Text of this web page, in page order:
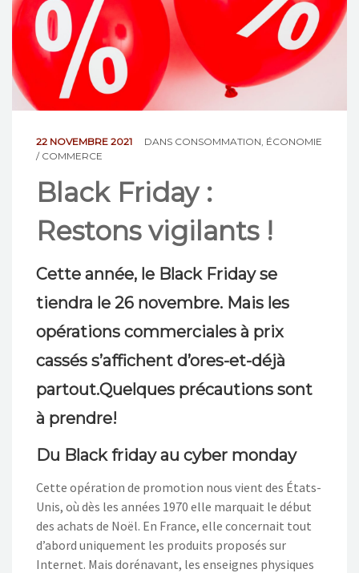
LA CCA-GE
NOS ACTIONS
CONTACT
22 NOVEMBRE 2021 DANS CONSOMMATION ÉCONOMIE
/ COMMERCE
Black Friday :
Restons vigilants !
Cette année, le Black Friday se
tiendra le 26 novembre. Mais les
opérations commerciales à prix
cassés s’affichent d’ores-et-déjà
partout.Quelques précautions sont
à prendre!
Du Black friday au cyber monday
Cette opération de promotion nous vient des États-
Unis, où dès les années 1970 elle marquait le début
des achats de Noël. En France, elle concernait tout
d’abord uniquement les produits proposés sur
Internet. Mais dorénavant, les enseignes physiques